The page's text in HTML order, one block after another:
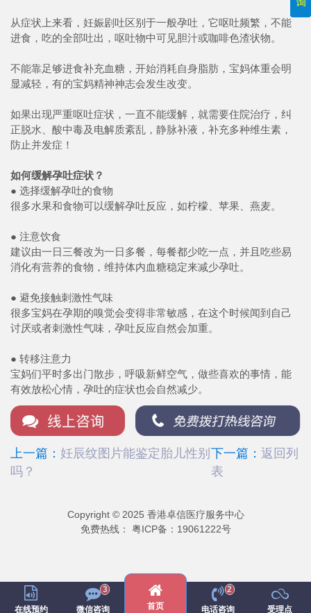
从症状上来看，妊娠剧吐区别于一般孕吐，它呕吐频繁，不能
进食，吃的全部吐出，呕吐物中可见胆汁或咖啡色渣状物。
不能靠足够进食补充血糖，开始消耗自身脂肪，宝妈体重会明
显减轻，有的宝妈精神神志会发生改变。
如果出现严重呕吐症状，一直不能缓解，就需要住院治疗，纠
正脱水、酸中毒及电解质紊乱，静脉补液，补充多种维生素，
防止并发症！
如何缓解孕吐症状？
● 选择缓解孕吐的食物
很多水果和食物可以缓解孕吐反应，如柠檬、苹果、燕麦。
● 注意饮食
建议由一日三餐改为一日多餐，每餐都少吃一点，并且吃些易
消化有营养的食物，维持体内血糖稳定来减少孕吐。
● 避免接触刺激性气味
很多宝妈在孕期的嗅觉会变得非常敏感，在这个时候闻到自己
讨厌或者刺激性气味，孕吐反应自然会加重。
● 转移注意力
宝妈们平时多出门散步，呼吸新鲜空气，做些喜欢的事情，能
有效放松心情，孕吐的症状也会自然减少。
上一篇： 妊辰纹图片能鉴定胎儿性别
吗？
下一篇：返回列
表
Copyright © 2025 香港卓信医疗服务中心
免费热线： 粤ICP备：19061222号
在线预约 微信咨询
3
首页
电话咨询
2
受理点
微信号：wei222017